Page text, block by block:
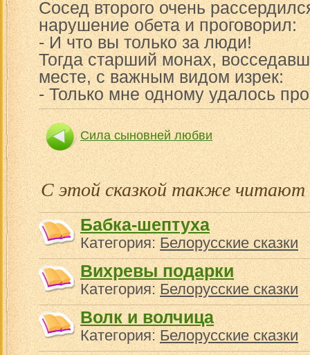
Сосед второго очень
нарушение обета и проговорил:
- И что вы только за люди!
Тогда старший монах,
месте, с важным видом изрек:
- Только мне одному удалось
Сила сыновней любви
О том, как человек в
С этой сказкой также читают
Бабка-шептуха
Категория:Белорусские сказки
Вихревы подарки
Категория:Белорусские сказки
Волк и волчица
Категория:Белорусские сказки